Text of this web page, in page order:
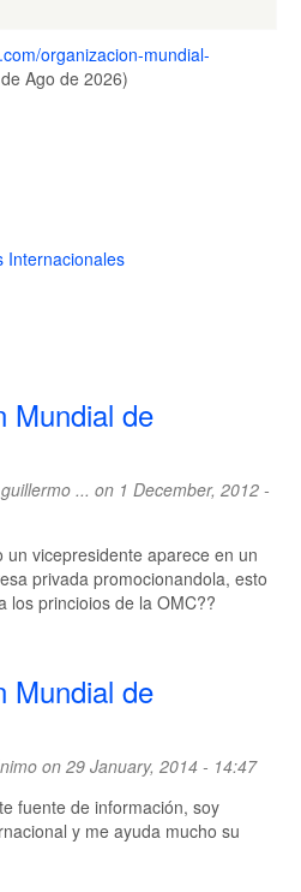
organizacion-mundial-
Ago de 2026)
Internacionales
Mundial de
... on 1 December, 2012 -
vicepresidente aparece en un
privada promocionandola, esto
los princioios de la OMC??
Mundial de
on 29 January, 2014 - 14:47
fuente de información, soy
y me ayuda mucho su